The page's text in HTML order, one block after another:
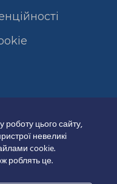
цього сайту,
невеликі
cookie.
роблять це.